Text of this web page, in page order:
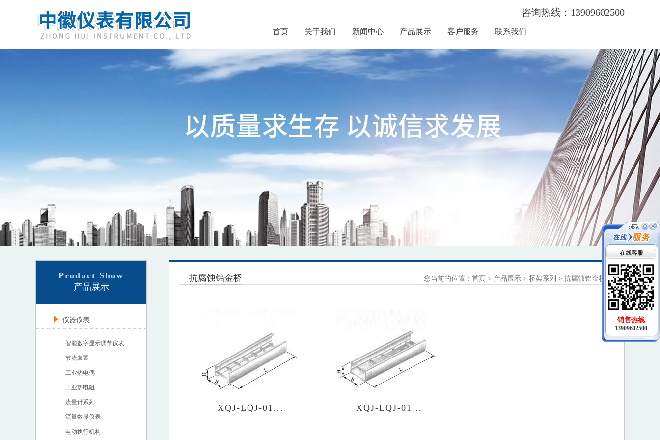
咨询热线：13909602500
首页 关于我们 新闻中心 产品展示 客户服务 联系我们
Product Show
产品展示
仪器仪表
智能数字显示调节仪表
节流装置
工业热电偶
工业热电阻
流量计系列
流量数显仪表
电动执行机构
抗腐蚀铝金桥 您当前的位置： 首页 > 产品展示 > 桥架系列 > 抗腐蚀铝金桥
XQJ-LQJ-01... XQJ-LQJ-01...
在线客服
销售热线
13909602500